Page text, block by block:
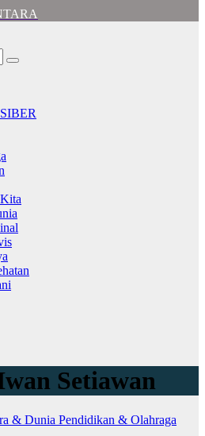
Setiawan
& Dunia Pendidikan & Olahraga